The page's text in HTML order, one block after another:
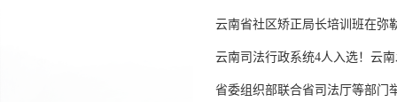
云南省社区矫正局长培训班在弥
云南司法行政系统4人入选！云
省委组织部联合省司法厅等部门